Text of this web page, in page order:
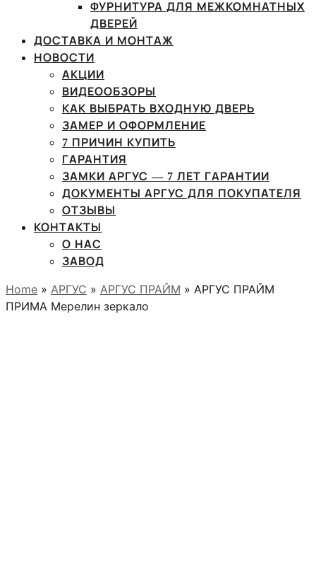
ФУРНИТУРА ДЛЯ МЕЖКОМНАТНЫХ
ДВЕРЕЙ
ДОСТАВКА И МОНТАЖ
НОВОСТИ
АКЦИИ
ВИДЕООБЗОРЫ
КАК ВЫБРАТЬ ВХОДНУЮ ДВЕРЬ
ЗАМЕР И ОФОРМЛЕНИЕ
7 ПРИЧИН КУПИТЬ
ГАРАНТИЯ
ЗАМКИ АРГУС — 7 ЛЕТ ГАРАНТИИ
ДОКУМЕНТЫ АРГУС ДЛЯ ПОКУПАТЕЛЯ
ОТЗЫВЫ
КОНТАКТЫ
О НАС
ЗАВОД
Home » АРГУС » АРГУС ПРАЙМ » АРГУС ПРАЙМ
ПРИМА Мерелин зеркало